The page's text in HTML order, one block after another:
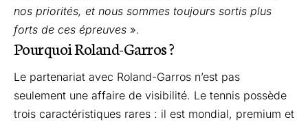
nos priorités, et nous sommes toujours sortis plus
forts de ces épreuves ».
Pourquoi Roland-Garros ?
Le partenariat avec Roland-Garros n’est pas
seulement une affaire de visibilité. Le tennis possède
trois caractéristiques rares : il est mondial, premium et